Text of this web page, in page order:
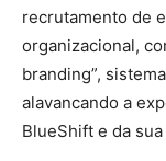
recrutamento de
organizacional,
branding”,
alavancando a
BlueShift e da